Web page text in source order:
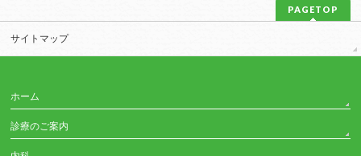
PAGETOP
サイトマップ
ホーム
診療のご案内